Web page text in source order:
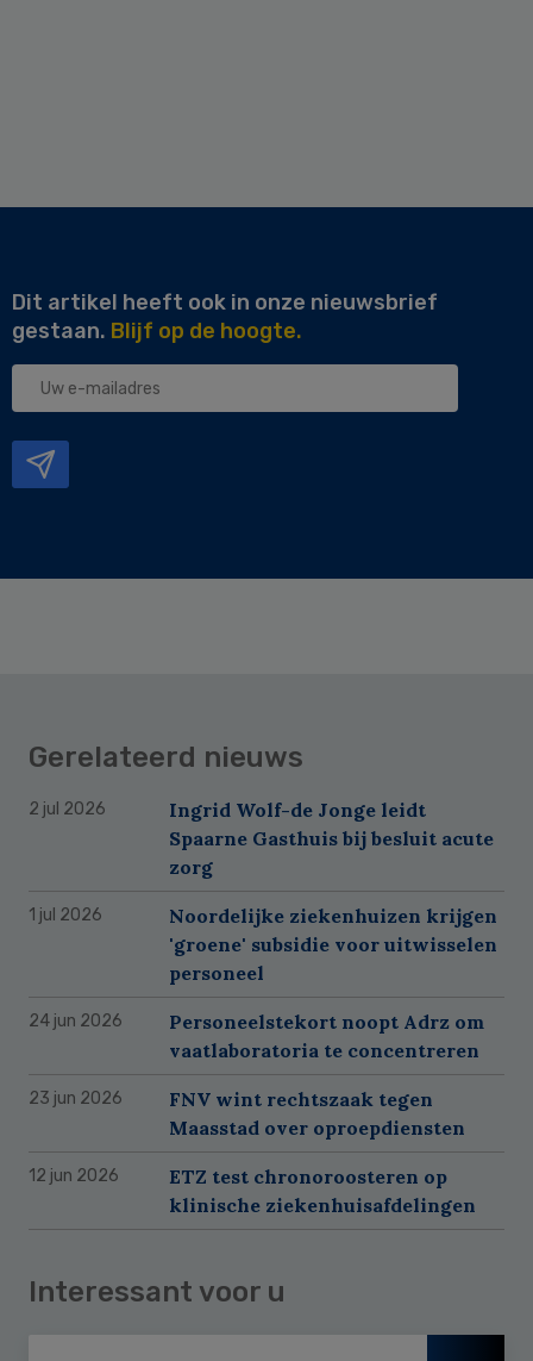
Dit artikel heeft ook in onze nieuwsbrief
gestaan. Blijf op de hoogte.
Uw
Gerelateerd nieuws
2 jul 2026
Ingrid Wolf-de Jonge leidt
Spaarne Gasthuis bij besluit acute
zorg
1 jul 2026
Noordelijke ziekenhuizen krijgen
'groene' subsidie voor uitwisselen
personeel
24 jun 2026
Personeelstekort noopt Adrz om
vaatlaboratoria te concentreren
23 jun 2026
FNV wint rechtszaak tegen
Maasstad over oproepdiensten
12 jun 2026
ETZ test chronoroosteren op
klinische ziekenhuisafdelingen
Interessant voor u